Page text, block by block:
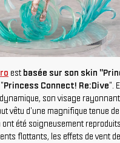
est basée sur son skin
Princess Connect! Re:Dive".
son visage
vêtu d'une magnifique tenue
été soigneusement
flottants, les effets de vent